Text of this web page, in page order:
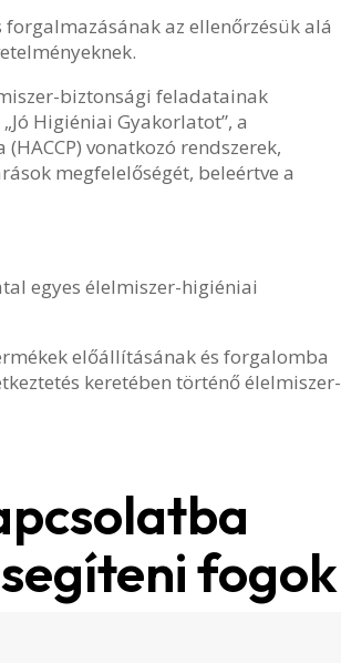
az ellenőrzésük alá
biztonsági feladatainak
Higiéniai Gyakorlatot”, a
vonatkozó rendszerek,
megfelelőségét, beleértve a
egyes élelmiszer-higiéniai
előállításának és forgalomba
keretében történő élelmiszer-
fogok